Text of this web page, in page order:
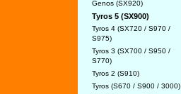
Genos (SX920)
Tyros 5 (SX900)
Tyros 4 (SX720 / S970 /
S975)
Tyros 3 (SX700 / S950 /
S770)
Tyros 2 (S910)
Tyros (S670 / S900 / 3000)